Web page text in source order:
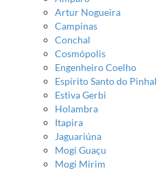
Artur Nogueira
Campinas
Conchal
Cosmópolis
Engenheiro Coelho
Espírito Santo do Pinhal
Estiva Gerbi
Holambra
Itapira
Jaguariúna
Mogi Guaçu
Mogi Mirim